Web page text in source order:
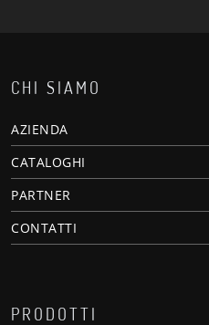
CHI SIAMO
AZIENDA
CATALOGHI
PARTNER
CONTATTI
PRODOTTI